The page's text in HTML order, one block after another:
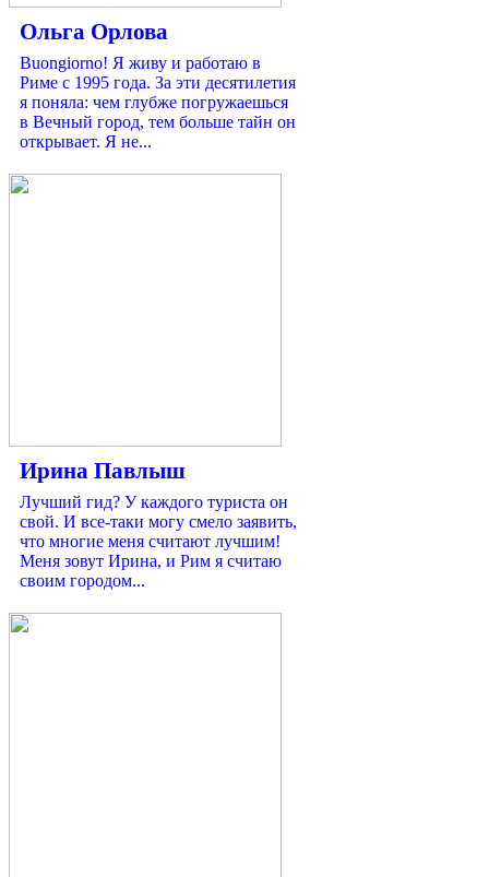
Ольга Орлова
Buongiorno! Я живу и работаю в
Риме с 1995 года. За эти десятилетия
я поняла: чем глубже погружаешься
в Вечный город, тем больше тайн он
открывает. Я не...
Ирина Павлыш
Лучший гид? У каждого туриста он
свой. И все-таки могу смело заявить,
что многие меня считают лучшим!
Меня зовут Ирина, и Рим я считаю
своим городом...